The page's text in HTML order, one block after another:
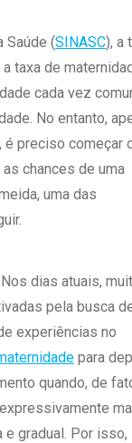
Saúde (SINASC), a
taxa de
cada vez
No entanto,
é preciso começar
chances de uma
uma das
dias atuais,
pela busca
experiências no
para
quando, de
gradual. Por isso,